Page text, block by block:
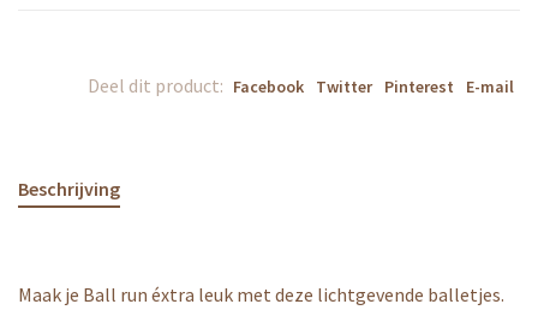
Deel dit product: Facebook Twitter Pinterest E-mail
Beschrijving
Maak je Ball run éxtra leuk met deze lichtgevende balletjes.